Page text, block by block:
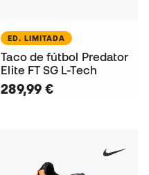
ED. LIMITADA
Taco de fútbol Predator
Elite FT SG L-Tech
289,99 €